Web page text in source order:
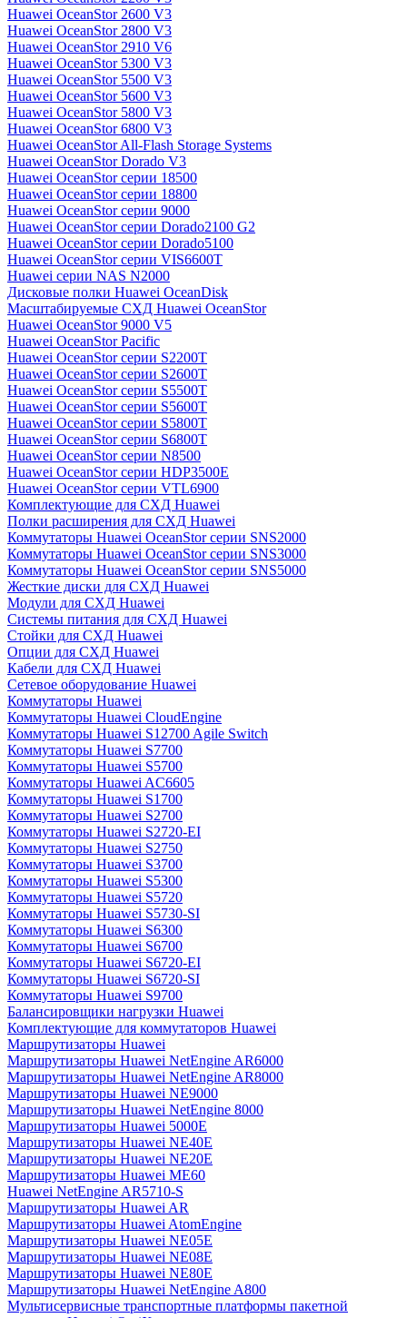
Huawei OceanStor 2600 V3
Huawei OceanStor 2800 V3
Huawei OceanStor 2910 V6
Huawei OceanStor 5300 V3
Huawei OceanStor 5500 V3
Huawei OceanStor 5600 V3
Huawei OceanStor 5800 V3
Huawei OceanStor 6800 V3
Huawei OceanStor All-Flash Storage Systems
Huawei OceanStor Dorado V3
Huawei OceanStor серии 18500
Huawei OceanStor серии 18800
Huawei OceanStor серии 9000
Huawei OceanStor серии Dorado2100 G2
Huawei OceanStor серии Dorado5100
Huawei OceanStor серии VIS6600T
Huawei серии NAS N2000
Дисковые полки Huawei OceanDisk
Масштабируемые СХД Huawei OceanStor
Huawei OceanStor 9000 V5
Huawei OceanStor Pacific
Huawei OceanStor серии S2200T
Huawei OceanStor серии S2600T
Huawei OceanStor серии S5500T
Huawei OceanStor серии S5600T
Huawei OceanStor серии S5800T
Huawei OceanStor серии S6800T
Huawei OceanStor серии N8500
Huawei OceanStor серии HDP3500E
Huawei OceanStor серии VTL6900
Комплектующие для СХД Huawei
Полки расширения для СХД Huawei
Коммутаторы Huawei OceanStor серии SNS2000
Коммутаторы Huawei OceanStor серии SNS3000
Коммутаторы Huawei OceanStor серии SNS5000
Жесткие диски для СХД Huawei
Модули для СХД Huawei
Системы питания для СХД Huawei
Стойки для СХД Huawei
Опции для СХД Huawei
Кабели для СХД Huawei
Сетевое оборудование Huawei
Коммутаторы Huawei
Коммутаторы Huawei CloudEngine
Коммутаторы Huawei S12700 Agile Switch
Коммутаторы Huawei S7700
Коммутаторы Huawei S5700
Коммутаторы Huawei AC6605
Коммутаторы Huawei S1700
Коммутаторы Huawei S2700
Коммутаторы Huawei S2720-EI
Коммутаторы Huawei S2750
Коммутаторы Huawei S3700
Коммутаторы Huawei S5300
Коммутаторы Huawei S5720
Коммутаторы Huawei S5730-SI
Коммутаторы Huawei S6300
Коммутаторы Huawei S6700
Коммутаторы Huawei S6720-EI
Коммутаторы Huawei S6720-SI
Коммутаторы Huawei S9700
Балансировщики нагрузки Huawei
Комплектующие для коммутаторов Huawei
Маршрутизаторы Huawei
Маршрутизаторы Huawei NetEngine AR6000
Маршрутизаторы Huawei NetEngine AR8000
Маршрутизаторы Huawei NE9000
Маршрутизаторы Huawei NetEngine 8000
Маршрутизаторы Huawei 5000E
Маршрутизаторы Huawei NE40E
Маршрутизаторы Huawei NE20E
Маршрутизаторы Huawei ME60
Huawei NetEngine AR5710-S
Маршрутизаторы Huawei AR
Маршрутизаторы Huawei AtomEngine
Маршрутизаторы Huawei NE05E
Маршрутизаторы Huawei NE08E
Маршрутизаторы Huawei NE80E
Маршрутизаторы Huawei NetEngine A800
Мультисервисные транспортные платформы пакетной